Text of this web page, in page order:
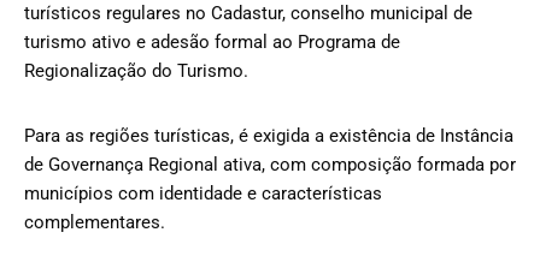
turísticos regulares no Cadastur, conselho municipal de
turismo ativo e adesão formal ao Programa de
Regionalização do Turismo.
Para as regiões turísticas, é exigida a existência de Instância
de Governança Regional ativa, com composição formada por
municípios com identidade e características
complementares.